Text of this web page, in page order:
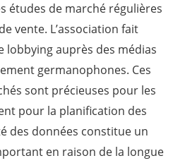
études de marché régulières
vente. L’association fait
lobbying auprès des médias
germanophones. Ces
sont précieuses pour les
pour la planification des
des données constitue un
en raison de la longue